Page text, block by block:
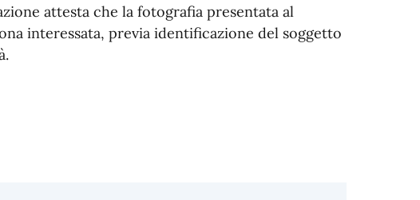
attesta che la fotografia presentata al
interessata, previa identificazione del soggetto